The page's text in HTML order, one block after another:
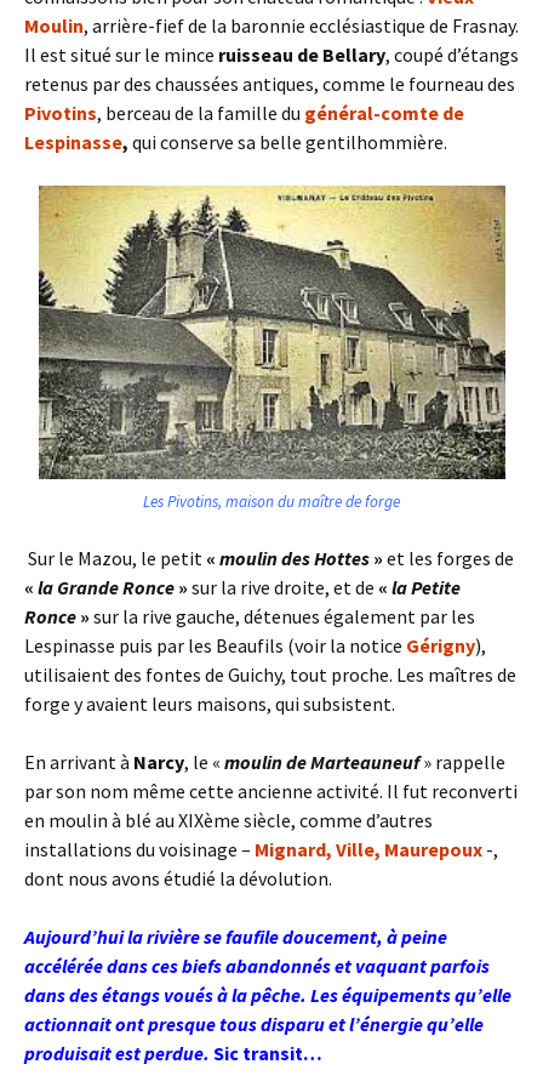
Moulin, arrière-fief de la baronnie ecclésiastique de Frasnay.
Il est situé sur le mince ruisseau de Bellary, coupé d’étangs
retenus par des chaussées antiques, comme le fourneau des
Pivotins, berceau de la famille du général-comte de
Lespinasse, qui conserve sa belle gentilhommière.
Les Pivotins, maison du maître de forge
Sur le Mazou, le petit « moulin des Hottes » et les forges de
« la Grande Ronce » sur la rive droite, et de « la Petite
Ronce » sur la rive gauche, détenues également par les
Lespinasse puis par les Beaufils (voir la notice Gérigny),
utilisaient des fontes de Guichy, tout proche. Les maîtres de
forge y avaient leurs maisons, qui subsistent.
En arrivant à Narcy, le « moulin de Marteauneuf» rappelle
par son nom même cette ancienne activité. Il fut reconverti
en moulin à blé au XIXème siècle, comme d’autres
installations du voisinage – Mignard, Ville, Maurepoux -,
dont nous avons étudié la dévolution.
Aujourd’hui la rivière se faufile doucement, à peine
accélérée dans ces biefs abandonnés et vaquant parfois
dans des étangs voués à la pêche. Les équipements qu’elle
actionnait ont presque tous disparu et l’énergie qu’elle
produisait est perdue. Sic transit…